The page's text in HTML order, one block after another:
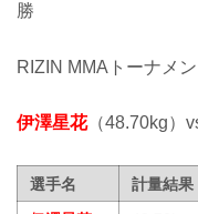
勝
RIZIN MMAトーナメ
伊澤星花（48.70kg）
選手名 計量結果